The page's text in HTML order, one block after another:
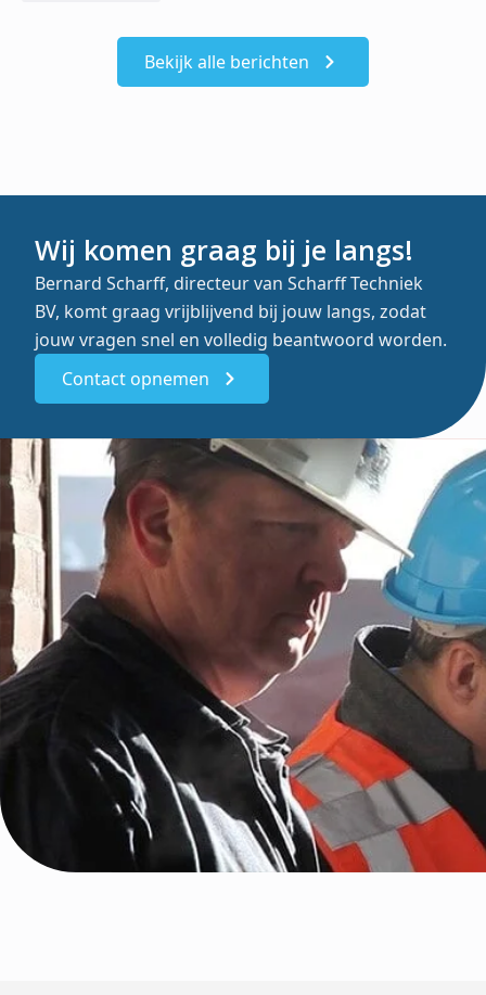
Bekijk alle berichten
Wij komen graag bij je langs!
Bernard Scharff, directeur van Scharff Techniek
BV, komt graag vrijblijvend bij jouw langs, zodat
jouw vragen snel en volledig beantwoord worden.
Contact opnemen